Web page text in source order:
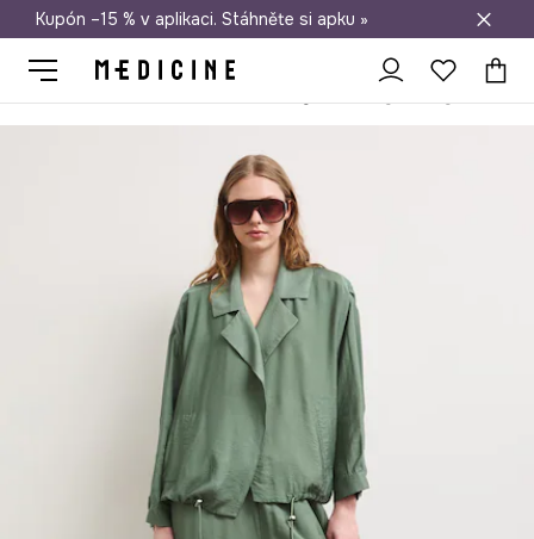
Doprava zdarma při nákupu nad 1 200 Kč
Kupón –15 % v aplikaci. Stáhněte si apku »